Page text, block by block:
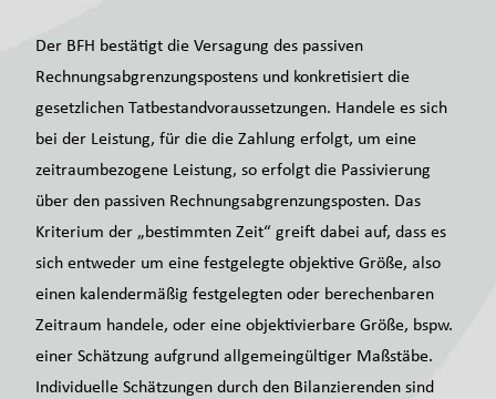
Der BFH bestätigt die Versagung des passiven
Rechnungsabgrenzungspostens und konkretisiert die
gesetzlichen Tatbestandvoraussetzungen. Handele es sich
bei der Leistung, für die die Zahlung erfolgt, um eine
zeitraumbezogene Leistung, so erfolgt die Passivierung
über den passiven Rechnungsabgrenzungsposten. Das
Kriterium der „bestimmten Zeit“ greift dabei auf, dass es
sich entweder um eine festgelegte objektive Größe, also
einen kalendermäßig festgelegten oder berechenbaren
Zeitraum handele, oder eine objektivierbare Größe, bspw.
einer Schätzung aufgrund allgemeingültiger Maßstäbe.
Individuelle Schätzungen durch den Bilanzierenden sind